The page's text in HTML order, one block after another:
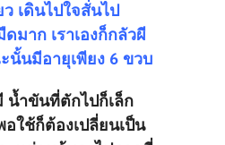
เดินไปใจสั่นไป
ดมาก เราเองก็กลัวผี
นั้นมีอายุเพียง 6 ขวบ
ำขันที่ตักไปก็เล็ก
อใช้ก็ต้องเปลี่ยนเป็น